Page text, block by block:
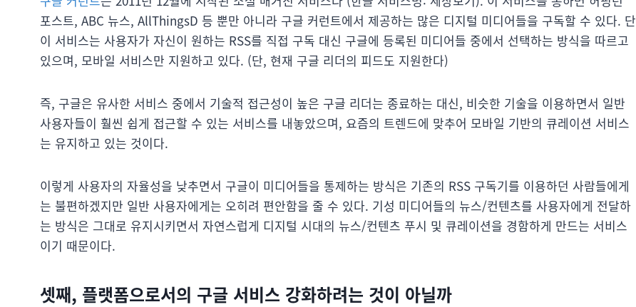
포스트, ABC 뉴스, AllThingsD 등 뿐만 아니라 구글 커런트에서 제공하는 많은 디지털 미디어들을 구독할 수 있다. 단
이 서비스는 사용자가 자신이 원하는 RSS를 직접 구독 대신 구글에 등록된 미디어들 중에서 선택하는 방식을 따르고
있으며, 모바일 서비스만 지원하고 있다. (단, 현재 구글 리더의 피드도 지원한다)
즉, 구글은 유사한 서비스 중에서 기술적 접근성이 높은 구글 리더는 종료하는 대신, 비슷한 기술을 이용하면서 일반
사용자들이 훨씬 쉽게 접근할 수 있는 서비스를 내놓았으며, 요즘의 트렌드에 맞추어 모바일 기반의 큐레이션 서비스
는 유지하고 있는 것이다.
이렇게 사용자의 자율성을 낮추면서 구글이 미디어들을 통제하는 방식은 기존의 RSS 구독기를 이용하던 사람들에게
는 불편하겠지만 일반 사용자에게는 오히려 편안함을 줄 수 있다. 기성 미디어들의 뉴스/컨텐츠를 사용자에게 전달하
는 방식은 그대로 유지시키면서 자연스럽게 디지털 시대의 뉴스/컨텐츠 푸시 및 큐레이션을 경함하게 만드는 서비스
이기 때문이다.
셋째, 플랫폼으로서의 구글 서비스 강화하려는 것이 아닐까